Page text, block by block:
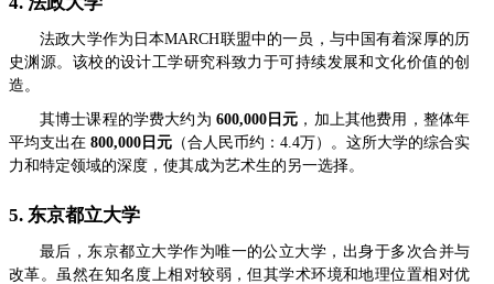
法政大学作为日本MARCH联盟中的一员，与中国有着深厚的历
史渊源。该校的设计工学研究科致力于可持续发展和文化价值的创
造。
其博士课程的学费大约为 600,000日元 ，加上其他费用，整体年
平均支出在 800,000日元 （合人民币约：4.4万）。这所大学的综合实
力和特定领域的深度，使其成为艺术生的另一选择。
5. 东京都立大学
最后，东京都立大学作为唯一的公立大学，出身于多次合并与
改革。虽然在知名度上相对较弱，但其学术环境和地理位置相对优